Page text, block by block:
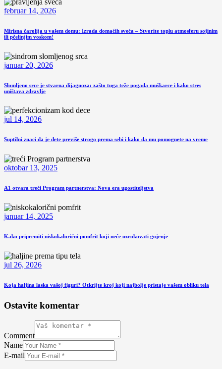
februar 14, 2026
Mirisna čarolija u vašem domu: Izrada domaćih sveća – Stvorite toplu atmosferu sojinim
ili pčelinjim voskom!
januar 20, 2026
Slomljeno srce je stvarna dijagnoza: zašto tuga teže pogađa muškarce i kako stres
uništava zdravlje
jul 14, 2026
Suptilni znaci da je dete previše strogo prema sebi i kako da mu pomognete na vreme
oktobar 13, 2025
A1 otvara treći Program partnerstva: Nova era ugostiteljstva
januar 14, 2025
Kako pripremiti niskokalorični pomfrit koji neće uzrokovati gojenje
jul 26, 2026
Koja haljina laska vašoj figuri? Otkrijte kroj koji najbolje pristaje vašem obliku tela
Ostavite komentar
Comment
Name
E-mail